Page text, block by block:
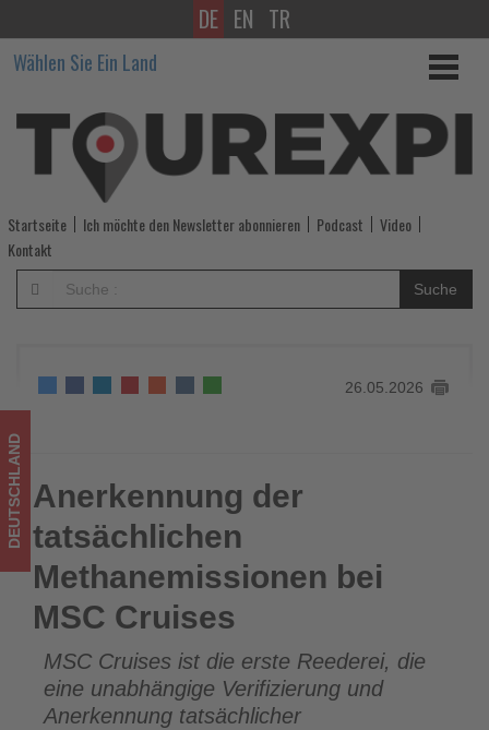
Anerkennung
der
tatsächlichen
Methanemissionen
bei
MSC
Cruises
Wissen,
was
im
Tourismus
los
ist!
DE EN TR
Wählen Sie Ein Land
Startseite Ich möchte den Newsletter abonnieren Podcast
Video
Kontakt
Suche
26.05.2026
Anerkennung der tatsächlichen Methanemissionen bei MSC
Cruises
DEUTSCHLAND Anerkennung der
tatsächlichen
Methanemissionen bei
MSC Cruises
MSC Cruises ist die erste Reederei, die
eine unabhängige Verifizierung und
Anerkennung tatsächlicher